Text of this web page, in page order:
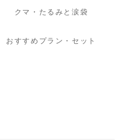
クマ・たるみと涙袋
おすすめプラン・セット